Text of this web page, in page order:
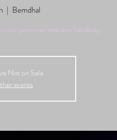
  |
Bemdhal
voor personen met een handicap
Not on Sale
events